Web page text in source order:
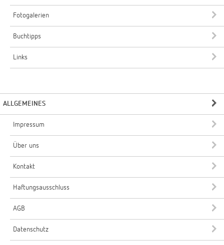
Fotogalerien
Buchtipps
Links
ALLGEMEINES
Impressum
Über uns
Kontakt
Haftungsausschluss
AGB
Datenschutz